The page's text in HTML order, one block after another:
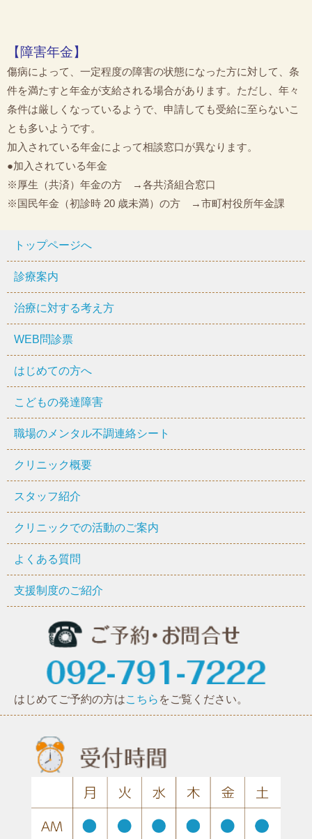
【障害年金】
傷病によって、一定程度の障害の状態になった方に対して、条
件を満たすと年金が支給される場合があります。ただし、年々
条件は厳しくなっているようで、申請しても受給に至らないこ
とも多いようです。
加入されている年金によって相談窓口が異なります。
●加入されている年金
※厚生（共済）年金の方 →各共済組合窓口
※国民年金（初診時 20 歳未満）の方 →市町村役所年金課
トップページへ
診療案内
治療に対する考え方
WEB問診票
はじめての方へ
こどもの発達障害
職場のメンタル不調連絡シート
クリニック概要
スタッフ紹介
クリニックでの活動のご案内
よくある質問
支援制度のご紹介
はじめてご予約の方はこちら をご覧ください。